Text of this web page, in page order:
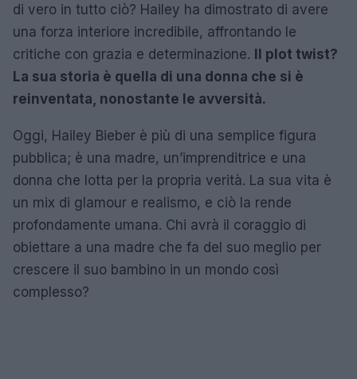
di vero in tutto ciò? Hailey ha dimostrato di avere
una forza interiore incredibile, affrontando le
critiche con grazia e determinazione. Il plot twist?
La sua storia è quella di una donna che si è
reinventata, nonostante le avversità.
Oggi, Hailey Bieber è più di una semplice figura
pubblica; è una madre, un’imprenditrice e una
donna che lotta per la propria verità. La sua vita è
un mix di glamour e realismo, e ciò la rende
profondamente umana. Chi avrà il coraggio di
obiettare a una madre che fa del suo meglio per
crescere il suo bambino in un mondo così
complesso?